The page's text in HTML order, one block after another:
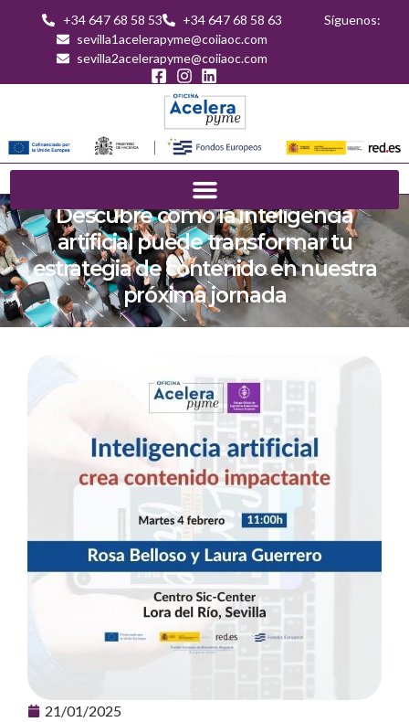
+34 647 68 58 53
+34 647 68 58 63
sevilla1acelerapyme@coiiaoc.com
sevilla2acelerapyme@coiiaoc.com
Síguenos:
Descubre cómo la inteligencia
artificial puede transformar tu
estrategia de contenido en nuestra
próxima jornada
21/01/2025